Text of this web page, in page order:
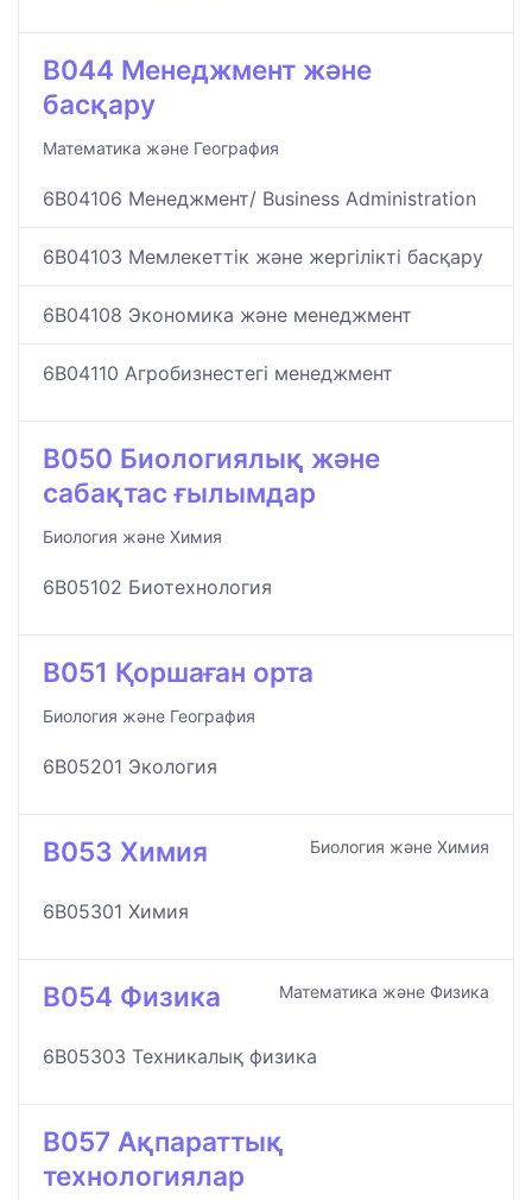
B044 Менеджмент және
басқару
Математика және География
6B04106 Менеджмент/ Business Administration
6B04103 Мемлекеттік және жергілікті басқару
6B04108 Экономика және менеджмент
6B04110 Aгробизнестегі менеджмент
B050 Биологиялық және
сабақтас ғылымдар
Биология және Химия
6B05102 Биотехнология
B051 Қоршаған орта
Биология және География
6B05201 Экология
B053 Химия Биология және Химия
6B05301 Химия
B054 Физика Математика және Физика
6B05303 Техникалық физика
B057 Ақпараттық
технологиялар